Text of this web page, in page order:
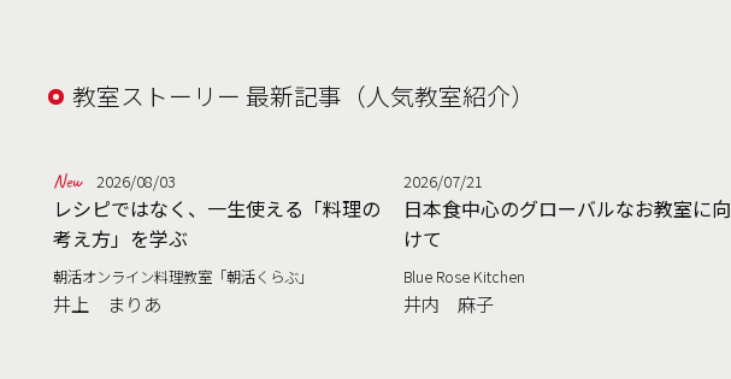
教室ストーリー 最新記事（人気教室紹介）
2026/08/03
レシピではなく、一生使える「料理の
考え方」を学ぶ
朝活オンライン料理教室「朝活くらぶ」
井上 まりあ
2026/07/21
日本食中心のグローバルなお教室に向
けて
Blue Rose Kitchen
井内 麻子